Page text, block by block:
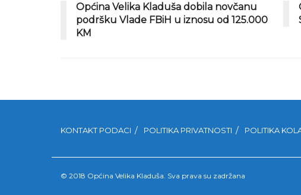
Općina Velika Kladuša dobila novčanu
podršku Vlade FBiH u iznosu od 125.000
KM
KONTAKT PODACI POLITIKA PRIVATNOSTI POLITIKA
© 2018 Općina Velika Kladuša. Sva prava su zadržana